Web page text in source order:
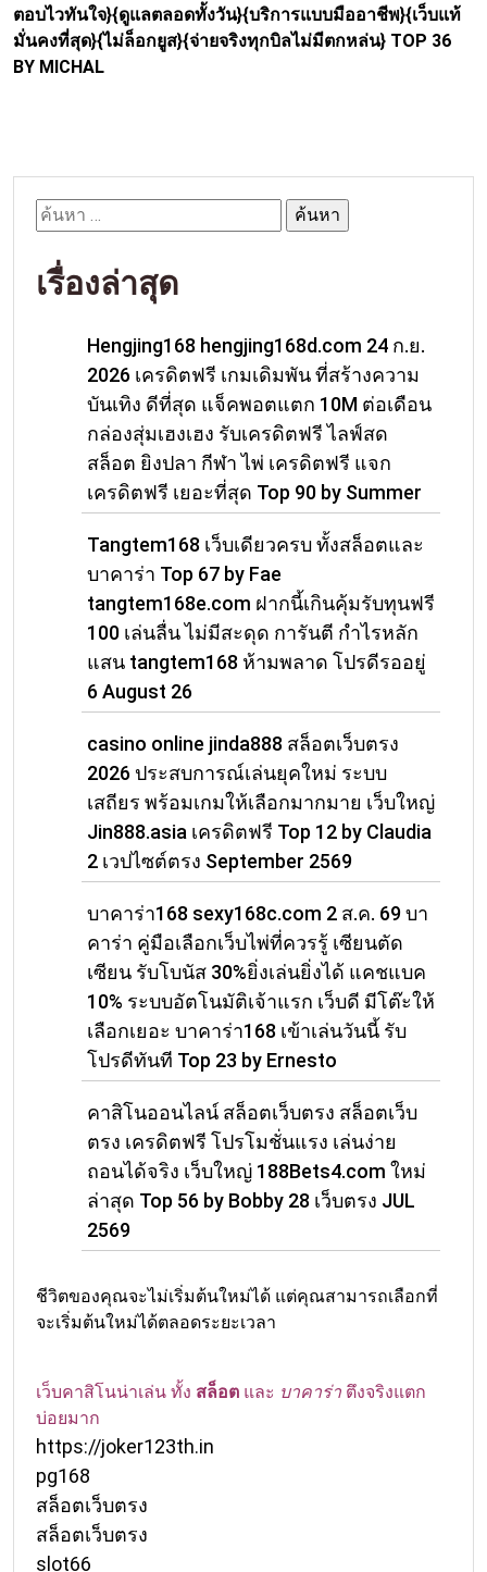
ตอบไวทันใจ}{ดูแลตลอดทั้งวัน}{บริการแบบมืออาชีพ}{เว็บแท้
มั่นคงที่สุด}{ไม่ล็อกยูส}{จ่ายจริงทุกบิลไม่มีตกหล่น} TOP 36
BY MICHAL
ค้นหา
สำหรับ:
เรื่องล่าสุด
Hengjing168 hengjing168d.com 24 ก.ย.
2026 เครดิตฟรี เกมเดิมพัน ที่สร้างความ
บันเทิง ดีที่สุด แจ็คพอตแตก 10M ต่อเดือน
กล่องสุ่มเฮงเฮง รับเครดิตฟรี ไลฟ์สด
สล็อต ยิงปลา กีฬา ไพ่ เครดิตฟรี แจก
เครดิตฟรี เยอะที่สุด Top 90 by Summer
Tangtem168 เว็บเดียวครบ ทั้งสล็อตและ
บาคาร่า Top 67 by Fae
tangtem168e.com ฝากนี้เกินคุ้มรับทุนฟรี
100 เล่นลื่น ไม่มีสะดุด การันตี กำไรหลัก
แสน tangtem168 ห้ามพลาด โปรดีรออยู่
6 August 26
casino online jinda888 สล็อตเว็บตรง
2026 ประสบการณ์เล่นยุคใหม่ ระบบ
เสถียร พร้อมเกมให้เลือกมากมาย เว็บใหญ่
Jin888.asia เครดิตฟรี Top 12 by Claudia
2 เวปไซต์ตรง September 2569
บาคาร่า168 sexy168c.com 2 ส.ค. 69 บา
คาร่า คู่มือเลือกเว็บไพ่ที่ควรรู้ เซียนตัด
เซียน รับโบนัส 30%ยิ่งเล่นยิ่งได้ แคชแบค
10% ระบบอัตโนมัติเจ้าแรก เว็บดี มีโต๊ะให้
เลือกเยอะ บาคาร่า168 เข้าเล่นวันนี้ รับ
โปรดีทันที Top 23 by Ernesto
คาสิโนออนไลน์ สล็อตเว็บตรง สล็อตเว็บ
ตรง เครดิตฟรี โปรโมชั่นแรง เล่นง่าย
ถอนได้จริง เว็บใหญ่ 188Bets4.com ใหม่
ล่าสุด Top 56 by Bobby 28 เว็บตรง JUL
2569
ชีวิตของคุณจะไม่เริ่มต้นใหม่ได้ แต่คุณสามารถเลือกที่
จะเริ่มต้นใหม่ได้ตลอดระยะเวลา
เว็บคาสิโนน่าเล่น ทั้ง สล็อต และ บาคาร่า ตึงจริงแตก
บ่อยมาก
https://joker123th.in
pg168
สล็อตเว็บตรง
สล็อตเว็บตรง
slot66